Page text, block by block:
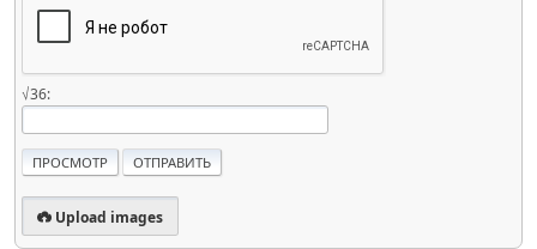
√36:
Upload images